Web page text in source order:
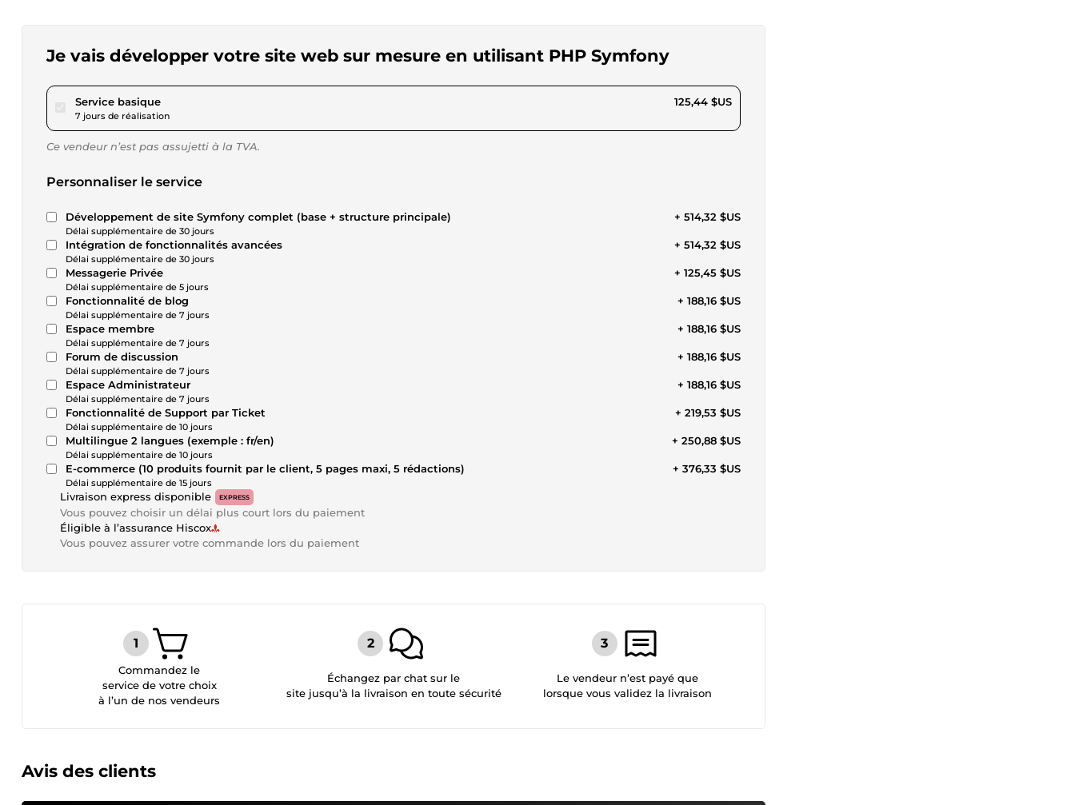
Je vais développer votre site web sur mesure en utilisant PHP Symfony
Service basiquepour 115,62 $US
7 jours de réalisation
125,44 $US
Ce vendeur n’est pas assujetti à la TVA.
Personnaliser le service
Développement de site Symfony complet (base + structure principale)
Délai supplémentaire de 30 jours
+ 514,32 $US
Intégration de fonctionnalités avancées
Délai supplémentaire de 30 jours
+ 514,32 $US
Messagerie Privée
Délai supplémentaire de 5 jours
+ 125,45 $US
Fonctionnalité de blog
Délai supplémentaire de 7 jours
+ 188,16 $US
Espace membre
Délai supplémentaire de 7 jours
+ 188,16 $US
Forum de discussion
Délai supplémentaire de 7 jours
+ 188,16 $US
Espace Administrateur
Délai supplémentaire de 7 jours
+ 188,16 $US
Fonctionnalité de Support par Ticket
Délai supplémentaire de 10 jours
+ 219,53 $US
Multilingue 2 langues (exemple : fr/en)
Délai supplémentaire de 10 jours
+ 250,88 $US
E-commerce (10 produits fournit par le client, 5 pages maxi, 5 rédactions)
Délai supplémentaire de 15 jours
+ 376,33 $US
Livraison express disponible EXPRESS
Vous pouvez choisir un délai plus court lors du paiement
Éligible à l’assurance Hiscox
Vous pouvez assurer votre commande lors du paiement
Commandez le
service de votre choix
à l’un de nos vendeurs
Échangez par chat sur le
site jusqu’à la livraison en toute sécurité
Le vendeur n’est payé que
lorsque vous validez la livraison
Avis des clients